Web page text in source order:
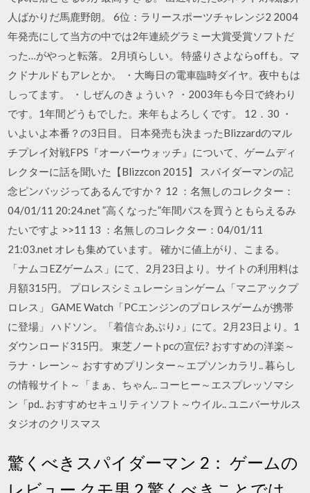
人ばかりだ馬鹿野朗。 6位：ラリースポーツチャレンジ2 2004
年発売にして当方の中では2年連続グラミー大賞受賞ソフトだ
った…がやっと転落。 2月頃らしい。 特盛りさよならoffも。マ
クドナルドもアレとか。 ・大晦日の電車臨時ダイヤ。夜中もは
しってます。 ・しぜんのきょうい？ ・2003年も今日で終わり
です。1年間どうもでした。来年もよろしくです。 12．30 ・
いよいよ本番？の3日目。 日本発売も決まったBlizzardのマル
チプレイ対戦FPS『オーバーウォッチ』について、ゲームディ
レクターに話を聞いた【Blizzcon 2015】 スパイダーマンの記
念ピンバッジってあるんですか？ 12 ：名無しのコレクター：
04/01/11 20:24.net ”高くなった”年間パスを買うともらえるみ
たいですよ >>11 13 ：名無しのコレクター：04/01/11
21:03.net オレも集めています。 確かに値上がり、こまる。
「ナムコEZゲームス」にて、2月23日より。サイトの利用料は
月額315円。 プロレスシミュレーションゲーム「マニアックプ
ロレス」 GAME Watch「PCエンジンのプロレスゲームが携帯
に登場」 ハドソン。「着信☆あぷり♪」にて。2月23日より。1
ダウンロード315円。 東芝ノートpcの宣伝? おすすめの洋楽～
ラナ・レーン～ おすすめプリンター～エプソンカラリ.. 暮らし
の情報サイト～「まぁ、ちゃん.. コーヒー～エスプレッソマシ
ン「pd.. おすすめセキュリティソフト～ウイル.. ユニバーサルス
タジオのクリスマス
驚くべきスパイダーマン 2： ゲームの
レビュー クモ男 2 驚くべきことでは